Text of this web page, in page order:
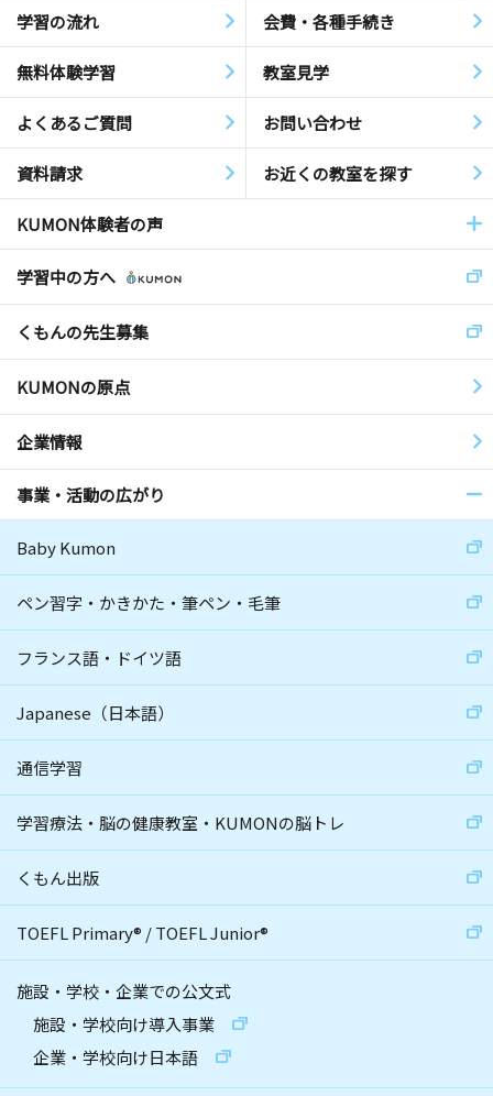
学習の流れ 会費・各種手続き
無料体験学習 教室見学
よくあるご質問 お問い合わせ
資料請求 お近くの教室を探す
KUMON体験者の声
学習中の方へ
くもんの先生募集
KUMONの原点
企業情報
事業・活動の広がり
Baby Kumon
ペン習字・かきかた・筆ペン・毛筆
フランス語・ドイツ語
Japanese（日本語）
通信学習
学習療法・脳の健康教室・KUMONの脳トレ
くもん出版
TOEFL Primary® /TOEFL Junior®
施設・学校・企業での公文式
施設・学校向け導入事業
企業・学校向け日本語